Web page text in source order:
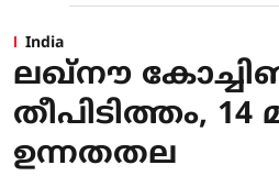
India
ലഖ്നൗ
തീപിടിത്തം,
ഉന്നതതല